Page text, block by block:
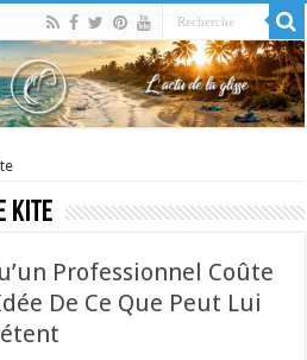
kite
Professionnel Coûte
De Ce Que Peut Lui